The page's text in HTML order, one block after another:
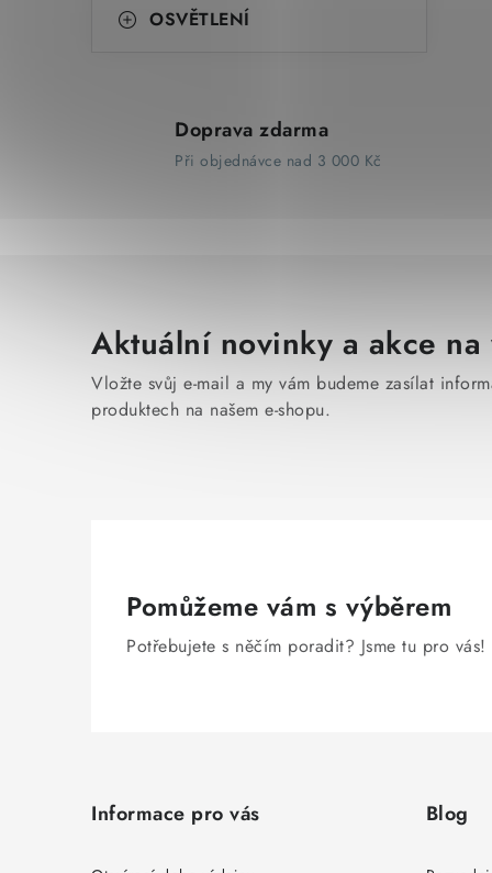
OSVĚTLENÍ
Doprava zdarma
Při objednávce nad 3 000 Kč
Aktuální novinky a akce na
Vložte svůj e-mail a my vám budeme zasílat
produktech na našem e-shopu.
Pomůžeme vám s výběrem
Potřebujete s něčím poradit? Jsme tu pro vás!
Informace pro vás Blog